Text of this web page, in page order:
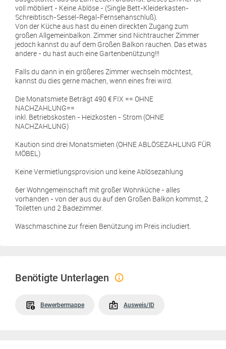
voll möbliert - Keine Ablöse - (Single Bett-Kleiderkasten-
Schreibtisch-Sessel-Regal-Fernsehanschluß).
Von der Küche aus hast du einen direckten Zugang zum
großen Allgemeinbalkon. Zimmer sind Nichtraucher Zimmer
jedoch kannst du auf dem Großen Balkon rauchen. Das etwas
andere - du hast auch eine Gartenbenützung!!!
Falls du dann in ein größeres Zimmer wechseln möchtest,
kannst du dies gerne machen, wenn eines frei wird.
Die Monatsmiete Beträgt 490 € FIX == OHNE
NACHZAHLUNG==
inkl. Betriebskosten - Heizkosten - Strom (OHNE
NACHZAHLUNG)
Kaution sind drei Monatsmieten (OHNE ABLÖSEZAHLUNG FÜR
MÖBEL)
Keine Vermietlungsprovision und keine Ablösezahlung
6er Wohngemeinschaft mit großer Wohnküche - alles
vorhanden - von der aus du auf den Großen Balkon kommst, 2
Toiletten und 2 Badezimmer.
Waschmaschine zur freien Benützung im Preis includiert.
Benötigte Unterlagen
Bewerbermappe Ausweis/ID